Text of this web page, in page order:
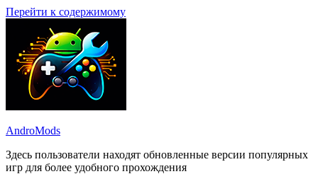
Перейти к содержимому
AndroMods
Здесь пользователи находят обновленные версии популярных
игр для более удобного прохождения